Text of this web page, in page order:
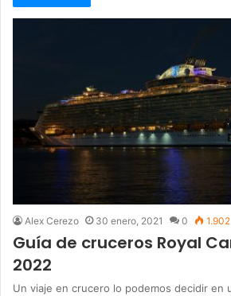
Alex Cerezo 30 enero, 2021 0 1.902
Guía de cruceros Royal
2022
Un viaje en crucero lo podemos decidir en